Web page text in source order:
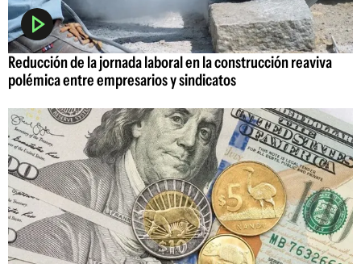
Reducción de la jornada laboral en la construcción reaviva
polémica entre empresarios y sindicatos